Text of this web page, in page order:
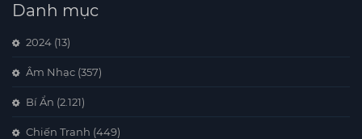
Danh mục
2024 (13)
Âm Nhạc (357)
Bí Ẩn (2.121)
Chiến Tranh (449)